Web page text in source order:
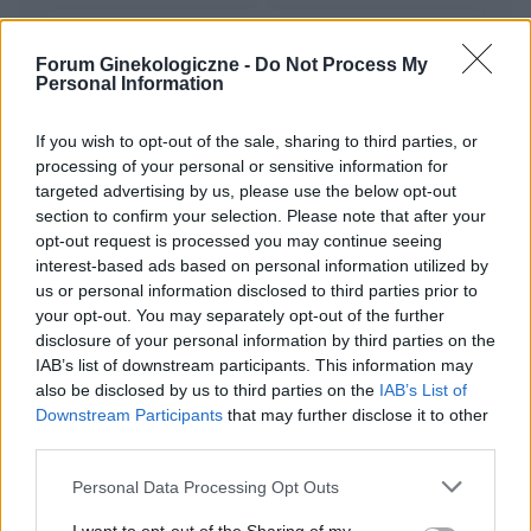
Forum Ginekologiczne - Do Not Process My
Personal Information
If you wish to opt-out of the sale, sharing to third parties, or
processing of your personal or sensitive information for
targeted advertising by us, please use the below opt-out
section to confirm your selection. Please note that after your
opt-out request is processed you may continue seeing
interest-based ads based on personal information utilized by
us or personal information disclosed to third parties prior to
your opt-out. You may separately opt-out of the further
disclosure of your personal information by third parties on the
IAB’s list of downstream participants. This information may
also be disclosed by us to third parties on the IAB’s List of
Downstream Participants that may further disclose it to other
Personal Data Processing Opt Outs
Obtarcie blon sluzowych pochwy podczas
pomoze na ta dolegliwość?.
Forum:Ginekologia - forum dla rodziny i
pacjentki
gość
Test beta hcg kiedy?
Witam, chciałabym sprawdzić czy nie zaszłam
w ciążę. Mam nieregularne cykle więc nie mogę
stwierdzić czy doszło do owulacji, jestem w 22
dniu cyklu czy zrobienie takiego testu w tym
czasie da mi prawdziwy wynik żeby się nie
pacjentki